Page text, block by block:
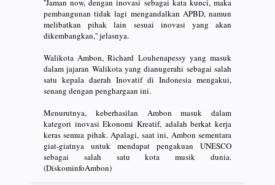
''Jaman now, dengan inovasi sebagai kata kunci, maka
pembangunan tidak lagi mengandalkan APBD, namun
melibatkan pihak lain sesuai inovasi yang akan
dikembangkan,'' jelasnya.
Walikota Ambon, Richard Louhenapessy yang masuk
dalam jajaran Walikota yang dianugerahi sebagai salah
satu kepala daerah Inovatif di Indonesia mengakui,
senang dengan penghargaan ini.
Menurutnya, keberhasilan Ambon masuk dalam
kategori inovasi Ekonomi Kreatif, adalah berkat kerja
keras semua pihak. Apalagi, saat ini, Ambon sementara
giat-giatnya untuk mendapat pengakuan UNESCO
sebagai salah satu kota musik dunia.
(DiskominfoAmbon)